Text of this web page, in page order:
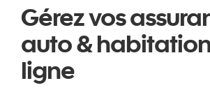
Gérez vos
auto &
ligne